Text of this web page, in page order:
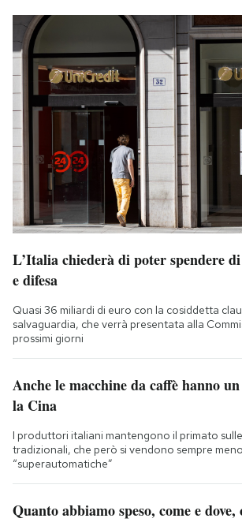
L’Italia chiederà di poter spendere
e difesa
Quasi 36 miliardi di euro con la cosiddetta
salvaguardia, che verrà presentata alla
prossimi giorni
Anche le macchine da caffè hanno
la Cina
I produttori italiani mantengono il primato
tradizionali, che però si vendono sempre
“superautomatiche”
Quanto abbiamo speso, come e